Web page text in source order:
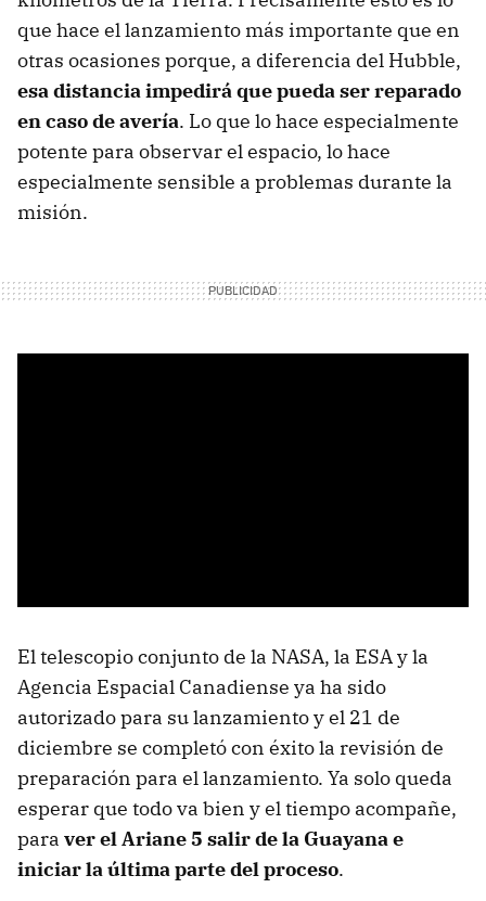
que hace el lanzamiento más importante que en
otras ocasiones porque, a diferencia del Hubble,
esa distancia impedirá que pueda ser reparado
en caso de avería. Lo que lo hace especialmente
potente para observar el espacio, lo hace
especialmente sensible a problemas durante la
misión.
El telescopio conjunto de la NASA, la ESA y la
Agencia Espacial Canadiense ya ha sido
autorizado para su lanzamiento y el 21 de
diciembre se completó con éxito la revisión de
preparación para el lanzamiento. Ya solo queda
esperar que todo va bien y el tiempo acompañe,
para ver el Ariane 5 salir de la Guayana e
iniciar la última parte del proceso.